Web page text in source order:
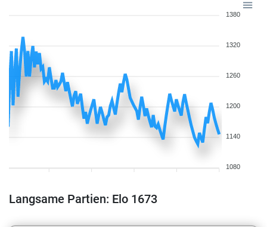
1380
1320
1260
1200
1140
1080
Langsame Partien: Elo 1673